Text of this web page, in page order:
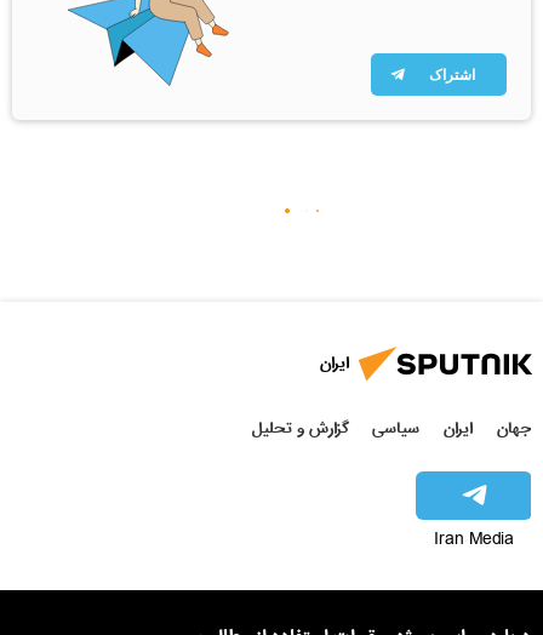
اشتراک
ایران
جهان ایران سیاسی گزارش و تحلیل
Iran Media